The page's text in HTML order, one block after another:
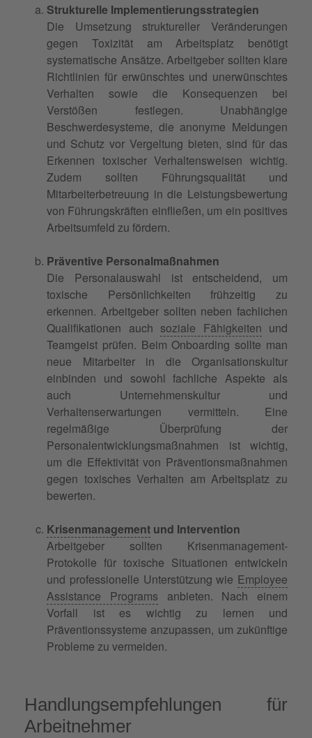
Strukturelle Implementierungsstrategien
Die Umsetzung struktureller Veränderungen
gegen Toxizität am Arbeitsplatz benötigt
systematische Ansätze. Arbeitgeber sollten klare
Richtlinien für erwünschtes und unerwünschtes
Verhalten sowie die Konsequenzen bei
Verstößen festlegen. Unabhängige
Beschwerdesysteme, die anonyme Meldungen
und Schutz vor Vergeltung bieten, sind für das
Erkennen toxischer Verhaltensweisen wichtig.
Zudem sollten Führungsqualität und
Mitarbeiterbetreuung in die Leistungsbewertung
von Führungskräften einfließen, um ein positives
Arbeitsumfeld zu fördern.
Präventive Personalmaßnahmen
Die Personalauswahl ist entscheidend, um
toxische Persönlichkeiten frühzeitig zu
erkennen. Arbeitgeber sollten neben fachlichen
Qualifikationen auch soziale Fähigkeiten und
Teamgeist prüfen. Beim Onboarding sollte man
neue Mitarbeiter in die Organisationskultur
einbinden und sowohl fachliche Aspekte als
auch Unternehmenskultur und
Verhaltenserwartungen vermitteln. Eine
regelmäßige Überprüfung der
Personalentwicklungsmaßnahmen ist wichtig,
um die Effektivität von Präventionsmaßnahmen
gegen toxisches Verhalten am Arbeitsplatz zu
bewerten.
Krisenmanagement und Intervention
Arbeitgeber sollten Krisenmanagement-
Protokolle für toxische Situationen entwickeln
und professionelle Unterstützung wie Employee
Assistance Programs anbieten. Nach einem
Vorfall ist es wichtig zu lernen und
Präventionssysteme anzupassen, um zukünftige
Probleme zu vermeiden.
Handlungsempfehlungen für
Arbeitnehmer